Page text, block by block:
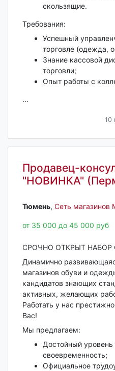
скользящие.
Требования:
Успешный
торговле (одежда,
Знание кассовой
торговли;
Опыт работы с
...
10
Продавец-
"НОВИНКА"
Тюмень‎, Сеть магазинов
от 35 000 до 45 000 руб
СРОЧНО ОТКРЫТ НАБОР
Динамично
магазинов обуви и
кандидатов знающих
активных, желающих
Работать у нас
Вас!
Мы предлагаем:
Достойный уровень
своевременность;
Официальное